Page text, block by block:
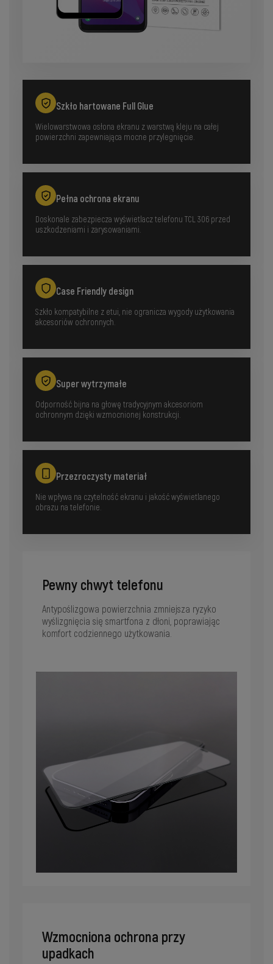
Szkło hartowane Full Glue
Wielowarstwowa osłona ekranu z warstwą kleju na całej
powierzchni zapewniająca mocne przylegnięcie.
Pełna ochrona ekranu
Doskonale zabezpiecza wyświetlacz telefonu TCL 306 przed
uszkodzeniami i zarysowaniami.
Case Friendly design
Szkło kompatybilne z etui, nie ogranicza wygody użytkowania
akcesoriów ochronnych.
Super wytrzymałe
Odporność bijna na głowę tradycyjnym akcesoriom
ochronnym dzięki wzmocnionej konstrukcji.
Przezroczysty materiał
Nie wpływa na czytelność ekranu i jakość wyświetlanego
obrazu na telefonie.
Pewny chwyt telefonu
Antypoślizgowa powierzchnia zmniejsza ryzyko
wyślizgnięcia się smartfona z dłoni, poprawiając
komfort codziennego użytkowania.
Wzmocniona ochrona przy
upadkach